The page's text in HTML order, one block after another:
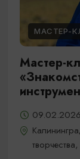
МАСТЕР-
Мастер-